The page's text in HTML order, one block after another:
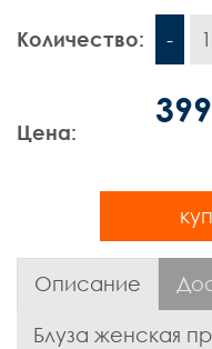
Количество: - 1
Цена:
Описание
Блуза женская